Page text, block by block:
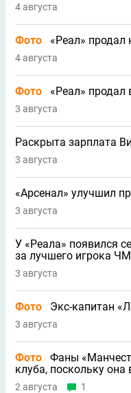
4 августа
Фото «Реал» продал
4 августа
Фото «Реал» продал
3 августа
Раскрыта зарплата
3 августа
«Арсенал» улучшил
3 августа
У «Реала» появился
за лучшего игрока
3 августа
Фото Экс-капитан
3 августа
Фото
Фаны
клуба, поскольку
2 августа 1